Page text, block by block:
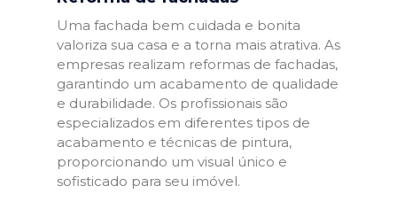
Uma fachada bem cuidada e bonita
valoriza sua casa e a torna mais atrativa. As
empresas realizam reformas de fachadas,
garantindo um acabamento de qualidade
e durabilidade. Os profissionais são
especializados em diferentes tipos de
acabamento e técnicas de pintura,
proporcionando um visual único e
sofisticado para seu imóvel.